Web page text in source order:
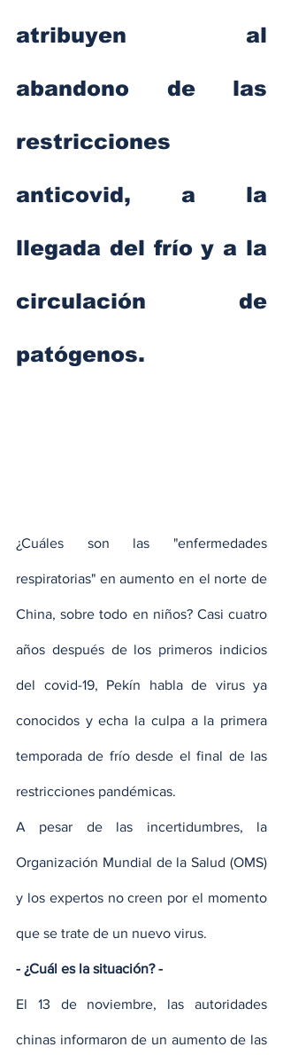
atribuyen al
abandono de las
restricciones
anticovid, a la
llegada del frío y a la
circulación de
patógenos.
¿Cuáles son las "enfermedades
respiratorias" en aumento en el norte de
China, sobre todo en niños? Casi cuatro
años después de los primeros indicios
del covid-19, Pekín habla de virus ya
conocidos y echa la culpa a la primera
temporada de frío desde el final de las
restricciones pandémicas.
A pesar de las incertidumbres, la
Organización Mundial de la Salud (OMS)
y los expertos no creen por el momento
que se trate de un nuevo virus.
- ¿Cuál es la situación? -
El 13 de noviembre, las autoridades
chinas informaron de un aumento de las